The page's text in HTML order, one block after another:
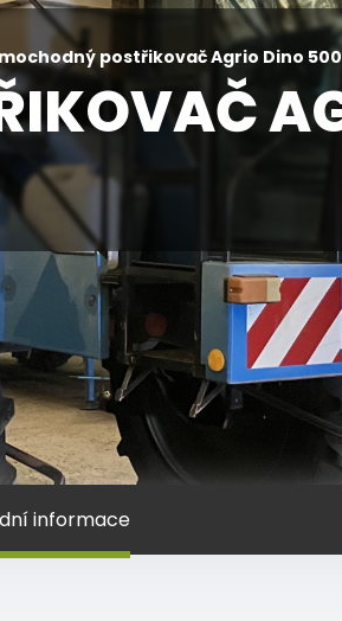
postřikovač Agrio Dino
informace